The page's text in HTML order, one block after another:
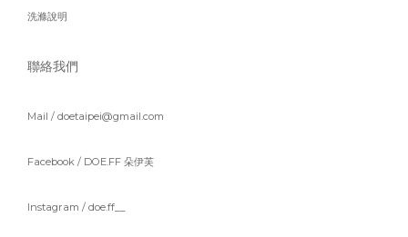
洗滌說明
聯絡我們
Mail / doetaipei@gmail.com
Facebook / DOE.FF 朵伊芙
Instagram / doe.ff__